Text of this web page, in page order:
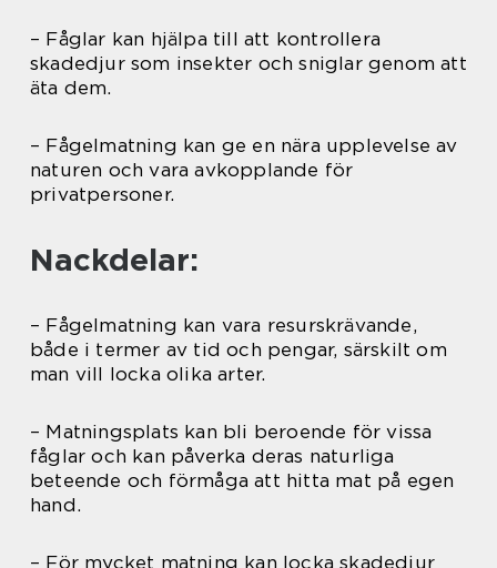
– Fåglar kan hjälpa till att kontrollera
skadedjur som insekter och sniglar genom att
äta dem.
– Fågelmatning kan ge en nära upplevelse av
naturen och vara avkopplande för
privatpersoner.
Nackdelar:
– Fågelmatning kan vara resurskrävande,
både i termer av tid och pengar, särskilt om
man vill locka olika arter.
– Matningsplats kan bli beroende för vissa
fåglar och kan påverka deras naturliga
beteende och förmåga att hitta mat på egen
hand.
– För mycket matning kan locka skadedjur